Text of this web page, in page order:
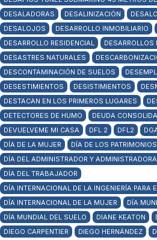
DESALADORAS
DESALINIZACIÓN
DESALOJOS
DESARROLLO INMOBILIARIO
DESARROLLO RESIDENCIAL
DESARROLLOS
DESASTRES NATURALES
DESCONTAMINACIÓN DE SUELOS
DESESTIMIENTOS
DESISTIMIENTOS
DESTACAN EN LOS PRIMEROS LUGARES
DETECTORES DE HUMO
DEUDA
DEVUELVEME MI CASA
DFL 2 DFL2
DÍA DE LA MUJER
DÍA DE LOS PATRIMONIOS
DÍA DEL ADMINISTRADOR Y ADMINISTRADORA
DÍA DEL TRABAJADOR
DÍA INTERNACIONAL DE LA INGENIERÍA PARA
DÍA INTERNACIONAL DE LA MUJER
DÍA
DÍA MUNDIAL DEL SUELO
DIANE KEATON
DIEGO CARPENTIER
DIEGO HERNÁNDEZ